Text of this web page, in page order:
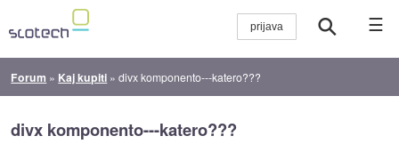
☰
Forum » Kaj kupiti »divx komponento---katero???
divx komponento---katero???